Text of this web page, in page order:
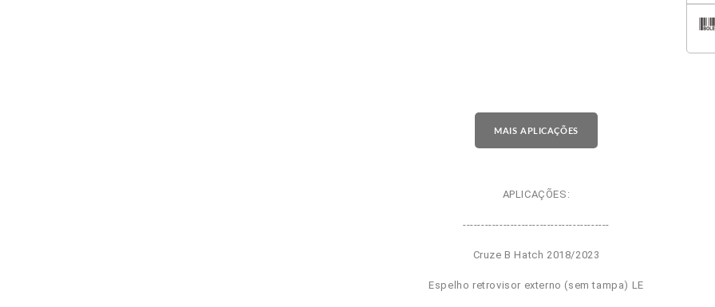
MAIS APLICAÇÕES
APLICAÇÕES:
----------------------------------------
Cruze B Hatch 2018/2023
Espelho retrovisor externo (sem tampa) LE